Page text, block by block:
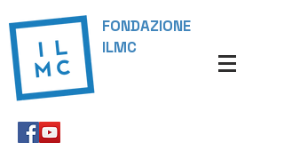
FONDAZIONE
ILMC